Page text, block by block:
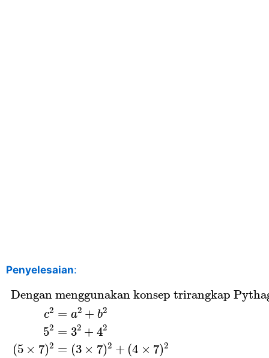
Penyelesaian:
Dengan menggunakan konsep trirangkap
c2 = a2 + b2
52 = 32 + 42
(5 × 7)2 = (3 × 7)2 + (4 × 7)2
Dengan menggunakan konsep trirangkap